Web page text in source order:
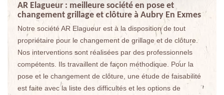
AR Elagueur : meilleure société en pose et
changement grillage et clôture à Aubry En Exmes
Notre société AR Elagueur est à la disposition de tout
propriétaire pour le changement de grillage et de clôture.
Nos interventions sont réalisées par des professionnels
compétents. Ils travaillent de façon méthodique. Pour la
pose et le changement de clôture, une étude de faisabilité
est faite avec la liste des difficultés et les options de